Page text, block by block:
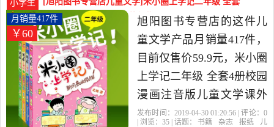
2019年布克图书专营店精
选书籍,杂志,报纸当中性价
比很高的儿童文学，由山
东 济南发货。
小学生
4册校园漫画月销量417件仅售59.9元
￥60
月销量417件
旭阳图书专营店的这件儿
童文学产品月销量417件，
目前仅售价59.9元，米小圈
上学记二年级 全套4册校园
漫画注音版儿童文学课外
书必读故事书儿童读物漫
发布时间：2019-04-30 01:20:56 | 评论： 0
| 浏览： 35 | 话题： 书籍 杂志 报纸
儿